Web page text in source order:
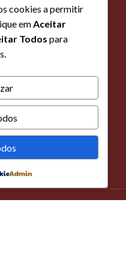
COM
Loja O, 1º Esq, Belamandil,
2620-448 Ramada
cookies a permitir
em Aceitar
Todos para